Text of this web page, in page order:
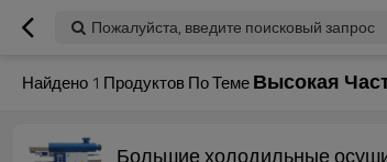
Пожалуйста, введите поисковый запрос
Найдено 1 Продуктов По ТемеВысокая
Большие холодильные